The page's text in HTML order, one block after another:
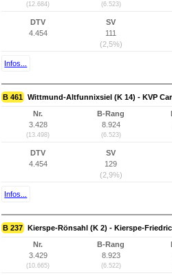
(12.684) (6.523)
DTV
4.454
SV
111
(2,5%)
Infos...
B 461 Wittmund-Altfunnixsiel (K 14) - KVP
Nr.
3.428
(13.498)
B-Rang
8.924
(6.523)
DTV
4.454
SV
129
(2,9%)
Infos...
B 237 Kierspe-Rönsahl (K 2) - Kierspe-
Nr.
3.429
(10.665)
B-Rang
8.923
(6.522)